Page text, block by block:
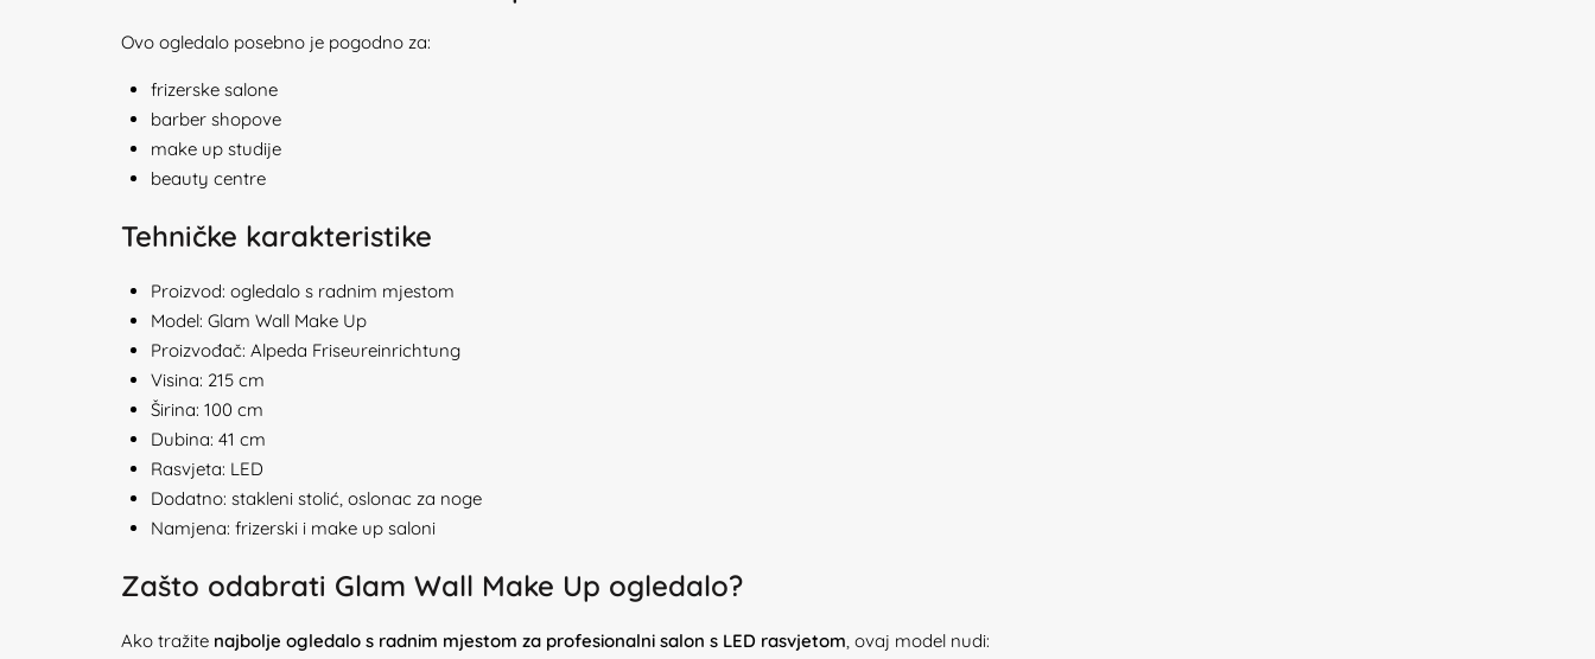
Ovo ogledalo posebno je pogodno za:
frizerske salone
barber shopove
make up studije
beauty centre
Tehničke karakteristike
Proizvod: ogledalo s radnim mjestom
Model: Glam Wall Make Up
Proizvođač: Alpeda Friseureinrichtung
Visina: 215 cm
Širina: 100 cm
Dubina: 41 cm
Rasvjeta: LED
Dodatno: stakleni stolić, oslonac za noge
Namjena: frizerski i make up saloni
Zašto odabrati Glam Wall Make Up ogledalo?
Ako tražite najbolje ogledalo s radnim mjestom za profesionalni salon s LED rasvjetom, ovaj model nudi: